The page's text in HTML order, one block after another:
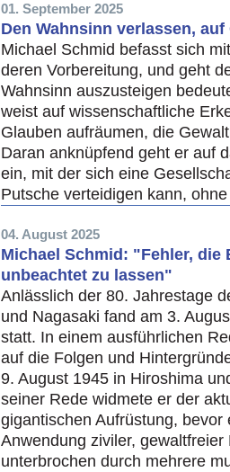
01. September 2025
Den Wahnsinn verlassen,
Michael Schmid befasst sich
deren Vorbereitung, und geht
Wahnsinn auszusteigen
weist auf wissenschaftliche
Glauben aufräumen, die
Daran anknüpfend geht er auf
ein, mit der sich eine
Putsche verteidigen kann,
04. August 2025
Michael Schmid: "Fehler, die
unbeachtet zu lassen"
Anlässlich der 80. Jahrestage
und Nagasaki fand am 3.
statt. In einem ausführlichen
auf die Folgen und
9. August 1945 in Hiroshima
seiner Rede widmete er der
gigantischen Aufrüstung,
Anwendung ziviler,
unterbrochen durch mehrere